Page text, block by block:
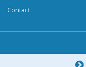
Contact